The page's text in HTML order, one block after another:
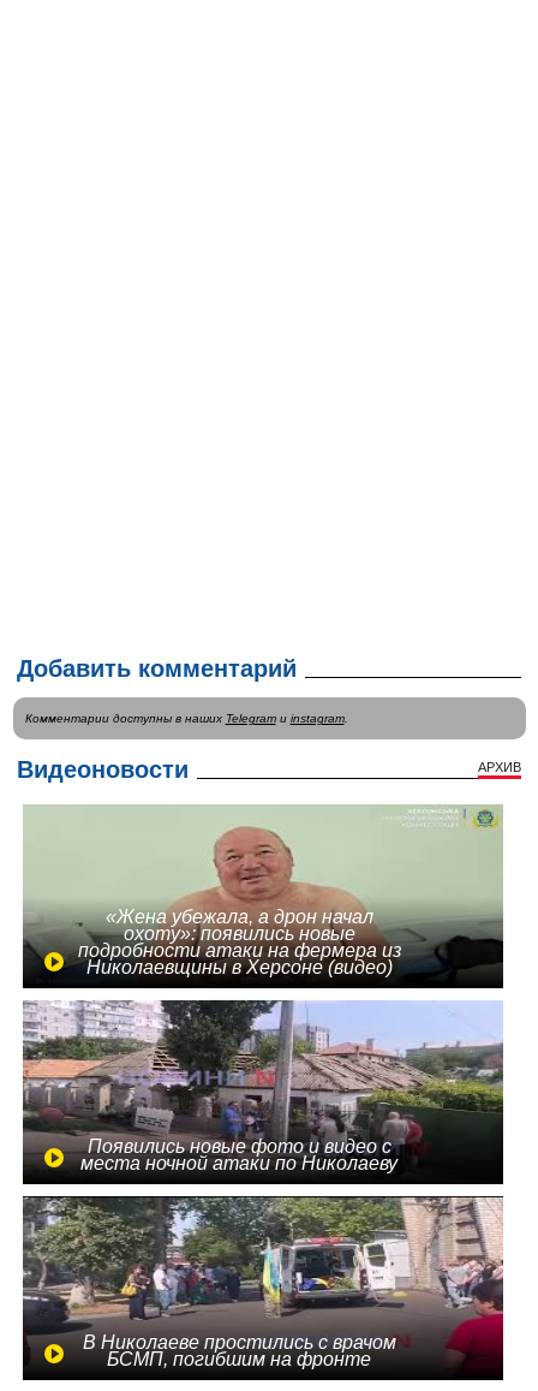
Добавить комментарий
Комментарии доступны в наших Telegramи instagram.
Видеоновости АРХИВ
«Жена убежала, а дрон начал
охоту»: появились новые
подробности атаки на фермера из
Николаевщины в Херсоне (видео)
Появились новые фото и видео с
места ночной атаки по Николаеву
В Николаеве простились с врачом
БСМП, погибшим на фронте